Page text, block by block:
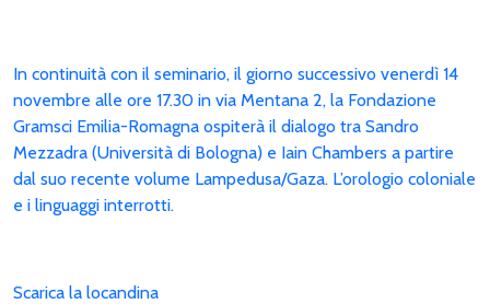
In continuità con il seminario, il giorno successivo venerdì 14
novembre alle ore 17.30 in via Mentana 2, la Fondazione
Gramsci Emilia-Romagna ospiterà il dialogo tra Sandro
Mezzadra (Università di Bologna) e Iain Chambers a partire
dal suo recente volume Lampedusa/Gaza. L’orologio coloniale
e i linguaggi interrotti.
Scarica la locandina